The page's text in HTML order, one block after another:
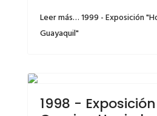
Leer más… 1999 - Exposición
Guayaquil"
1998 - Exposición